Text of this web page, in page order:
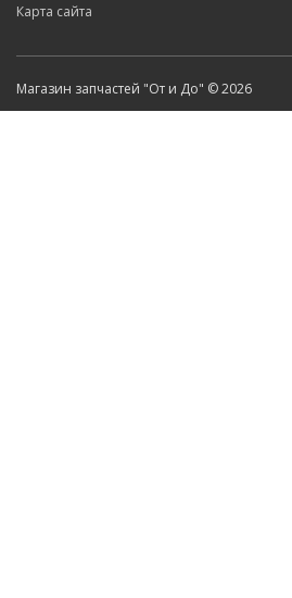
Карта сайта
Магазин запчастей "От и До" © 2026